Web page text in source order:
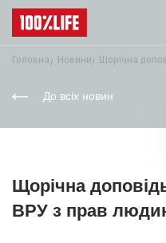
Головна Новини
До всіх новин
Щорічна
ВРУ з прав